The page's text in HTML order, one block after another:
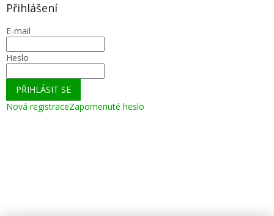
Přihlášení
E-mail
Heslo
PŘIHLÁSIT SE
Nová registraceZapomenuté heslo